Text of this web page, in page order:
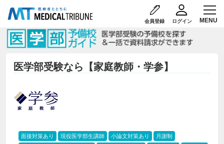
会員登録 ログイン
医学部受験なら【家庭教師・学参】
面接対策あり 現役医学部生講師 小論文対策あり
月謝制